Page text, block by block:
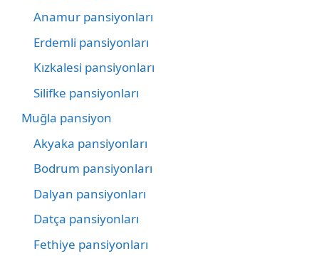
Anamur pansiyonları
Erdemli pansiyonları
Kızkalesi pansiyonları
Silifke pansiyonları
Muğla pansiyon
Akyaka pansiyonları
Bodrum pansiyonları
Dalyan pansiyonları
Datça pansiyonları
Fethiye pansiyonları